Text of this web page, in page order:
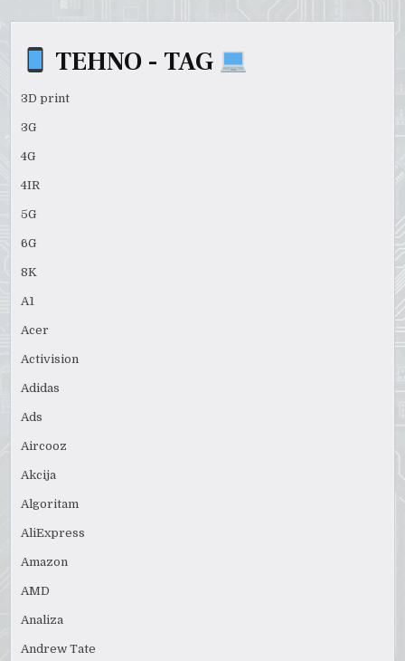
TEHNO - TAG
3D print
3G
4G
4IR
5G
6G
8K
A1
Acer
Activision
Adidas
Ads
Aircooz
Akcija
Algoritam
AliExpress
Amazon
AMD
Analiza
Andrew Tate